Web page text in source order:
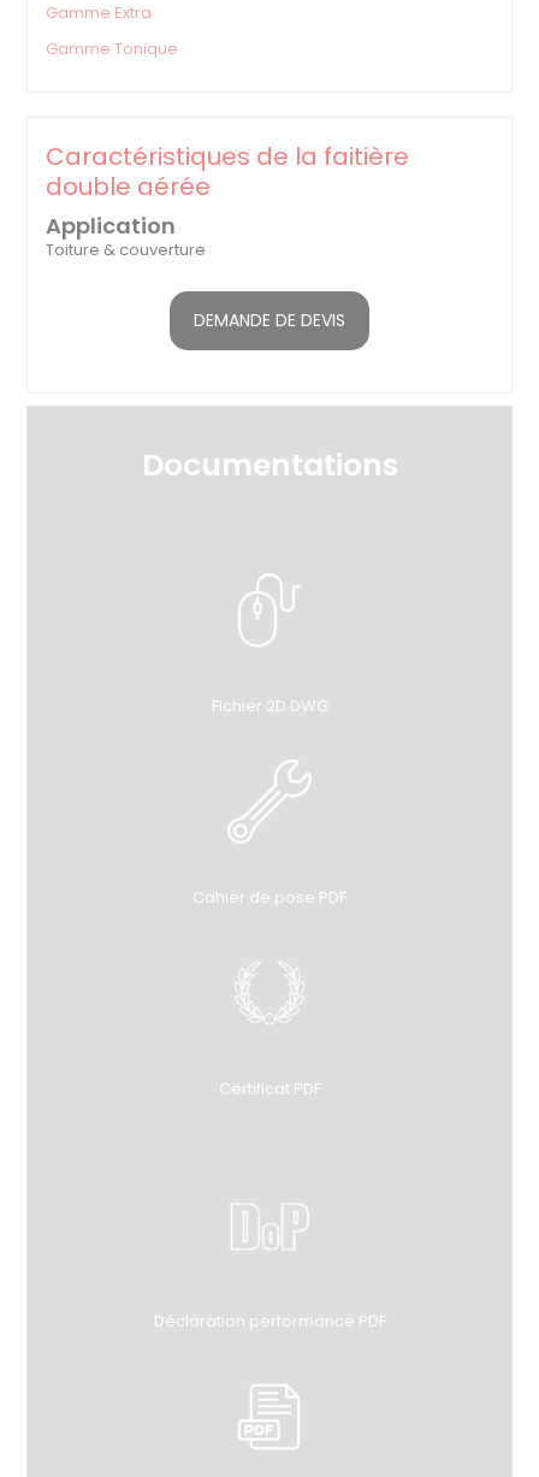
Gamme Extra
Gamme Tonique
Caractéristiques de la faitière
double aérée
Application
Toiture & couverture
DEMANDE DE DEVIS
Documentations
Fichier 2D DWG
Cahier de pose PDF
Certificat PDF
Déclaration performance PDF